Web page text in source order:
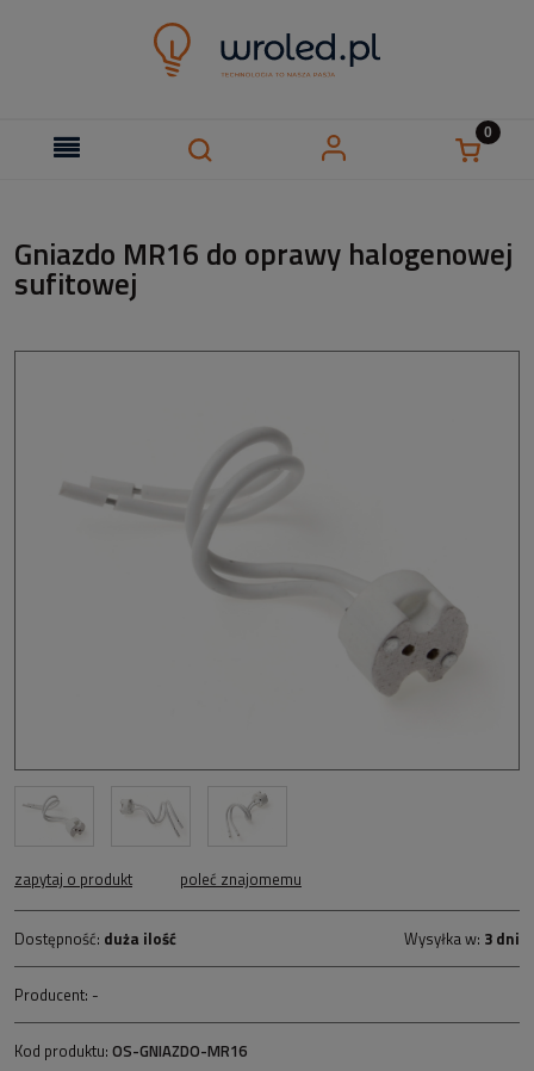
Gniazdo MR16 do oprawy halogenowej
sufitowej
zapytaj o produkt poleć znajomemu
Dostępność: duża ilość Wysyłka w: 3 dni
Producent: -
Kod produktu: OS-GNIAZDO-MR16